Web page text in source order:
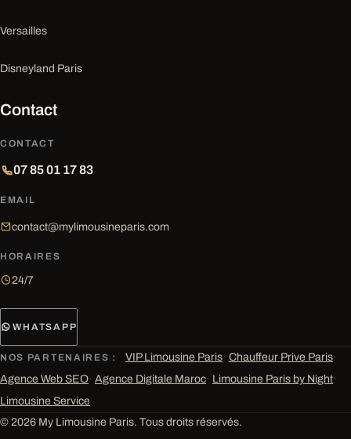
Versailles
Disneyland Paris
Contact
CONTACT
07 85 01 17 83
EMAIL
contact@mylimousineparis.com
HORAIRES
24/7
WHATSAPP
NOS PARTENAIRES : VIP Limousine Paris· Chauffeur Prive Paris·
Agence Web SEO· Agence Digitale Maroc· Limousine Paris by Night·
Limousine Service
© 2026 My Limousine Paris. Tous droits réservés.